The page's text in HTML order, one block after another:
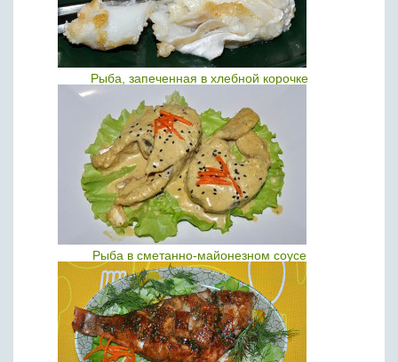
Рыба, запеченная в хлебной корочке
Рыба в сметанно-майонезном соусе